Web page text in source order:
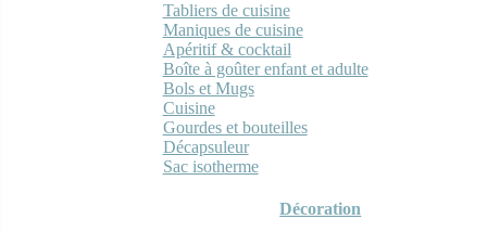
Tabliers de cuisine
Maniques de cuisine
Apéritif & cocktail
Boîte à goûter enfant et adulte
Bols et Mugs
Cuisine
Gourdes et bouteilles
Décapsuleur
Sac isotherme
Décoration